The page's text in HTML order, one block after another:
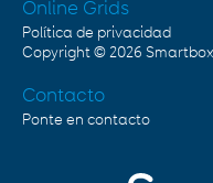
Online Grids
Política de privacidad
Copyright © 2026 Smartbox
Contacto
Ponte en contacto